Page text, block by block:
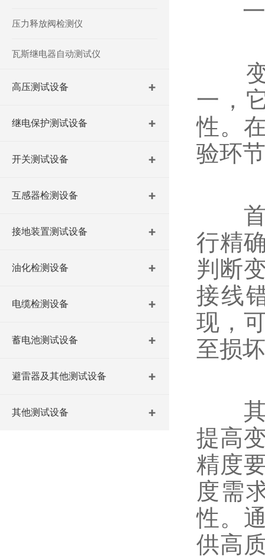
压力释放阀检测仪
瓦斯继电器自动测试仪
高压测试设备
继电保护测试设备
开关测试设备
互感器检测设备
接地装置测试设备
油化检测设备
电缆检测设备
蓄电池测试设备
避雷器及其他测试设备
其他测试设备
一、
变
一，
性。
验环
首
行精
判断
接线
现，
至损
其
提高
精度
度需
性。
供高